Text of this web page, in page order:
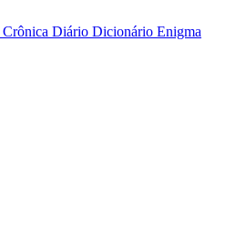
Crônica Diário Dicionário Enigma